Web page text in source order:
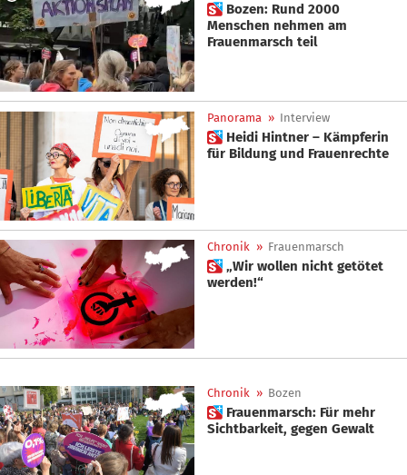
 Bozen: Rund 2000
Menschen nehmen am
Frauenmarsch teil
Panorama » Interview
 Heidi Hintner – Kämpferin
für Bildung und Frauenrechte
Chronik » Frauenmarsch
 „Wir wollen nicht getötet
werden!“
Chronik » Bozen
 Frauenmarsch: Für mehr
Sichtbarkeit, gegen Gewalt